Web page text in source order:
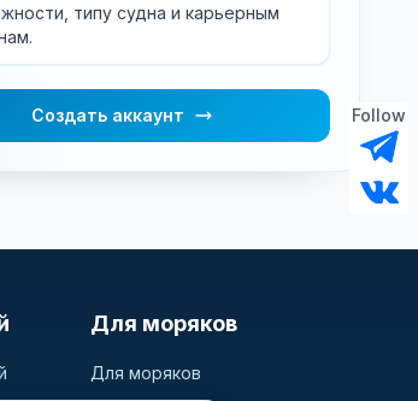
типу судна и карьерным
Создать аккаунт Follow
Для моряков
Для моряков